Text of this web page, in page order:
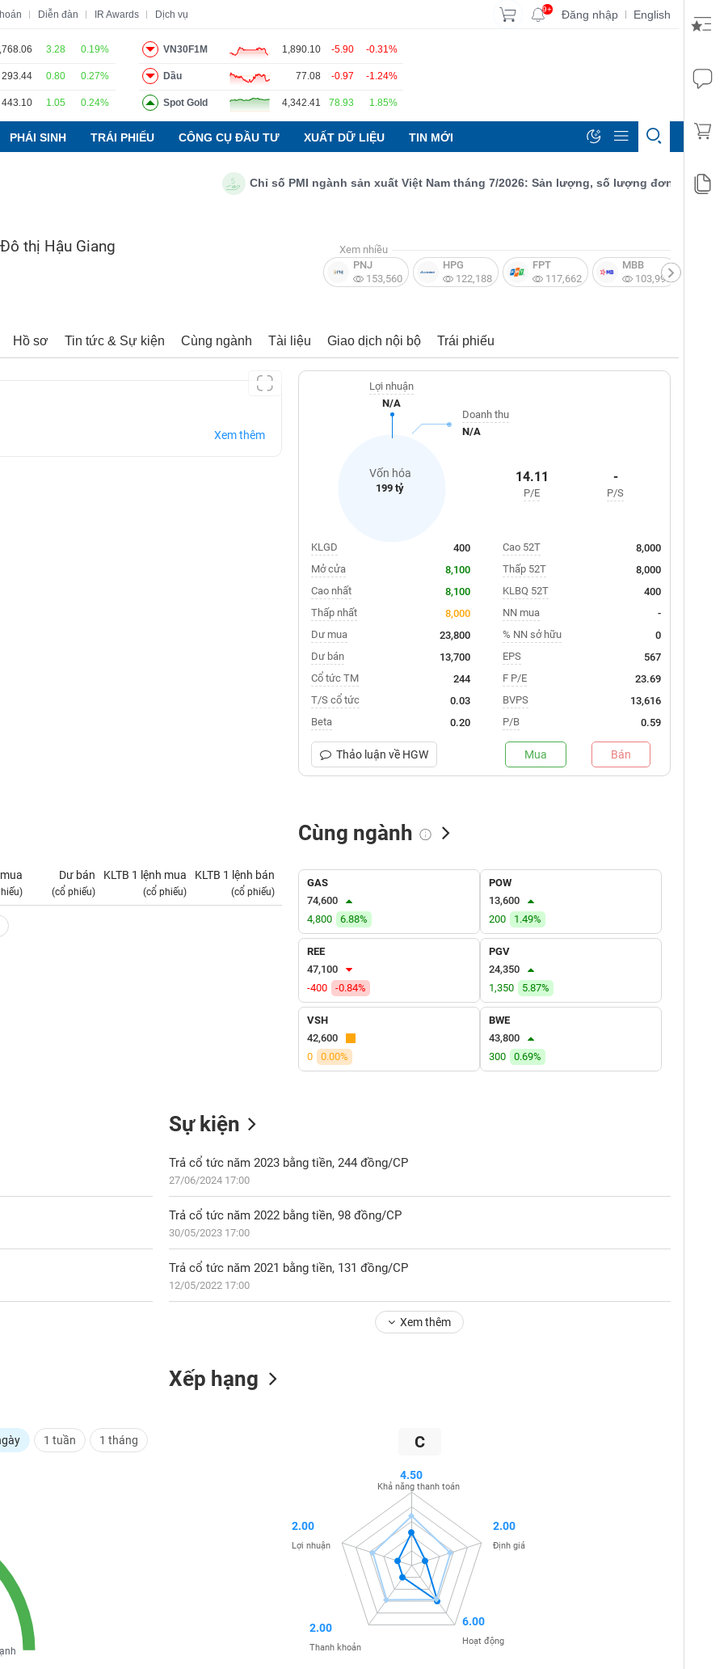
Diễn đàn IR Awards Dịch vụ 9+ Đăng nhập | English
3.28 0.19%
293.44 0.80 0.27%
443.10 1.05 0.24%
VN30F1M 1,890.10 -5.90 -0.31%
Dầu 77.08 -0.97 -1.24%
Spot Gold 4,342.41 78.93 1.85%
PHÁI SINH TRÁI PHIẾU CÔNG CỤ ĐẦU TƯ XUẤT DỮ LIỆU TIN MỚI
Chỉ số PMI ngành sản xuất Việt Nam tháng 7/2026: Sản lượng, số lượng đơn đặt hàng
thị Hậu Giang
Xem nhiều
PNJ
153,560
HPG
122,188
FPT
117,662
MBB
103,997
Hồ sơ Tin tức & Sự kiện Cùng ngành Tài liệu Giao dịch nội bộ Trái phiếu
Xem thêm
Vốn hóa
199 tỷ
Lợi nhuận
N/A
Doanh thu
N/A
14.11
P/E
-
P/S
KLGD
400
Mở cửa
8,100
Cao nhất
8,100
Thấp nhất
8,000
Dư mua
23,800
Dư bán
13,700
Cổ tức TM
244
T/S cổ tức
0.03
Beta
0.20
Cao 52T
8,000
Thấp 52T
8,000
KLBQ 52T
400
NN mua
-
% NN sở hữu
0
EPS
567
F P/E
23.69
BVPS
13,616
P/B
0.59
Thảo luận về HGW Mua Bán
Dư bán
(cổ phiếu)
KLTB 1 lệnh mua
(cổ phiếu)
KLTB 1 lệnh bán
(cổ phiếu)
Tự doanh mua
Cùng ngành
GAS
74,600
4,800
6.88%
POW
13,600
200
1.49%
REE
47,100
-400
-0.84%
PGV
24,350
1,350
5.87%
VSH
42,600
0
0.00%
BWE
43,800
300
0.69%
Sự kiện
Trả cổ tức năm 2023 bằng tiền, 244 đồng/CP
27/06/2024 17:00
Trả cổ tức năm 2022 bằng tiền, 98 đồng/CP
30/05/2023 17:00
Trả cổ tức năm 2021 bằng tiền, 131 đồng/CP
12/05/2022 17:00
Xem thêm
1 tuần 1 tháng
Xếp hạng
C
4.50
Khả năng thanh toán
2.00
Định giá
6.00
Hoạt động
2.00
Thanh khoản
2.00
Lợi nhuận
Báo cáo phân tích Thuật ngữ